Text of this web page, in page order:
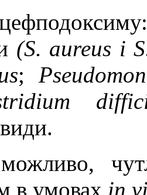
(S. aureus і
;
в умовах in